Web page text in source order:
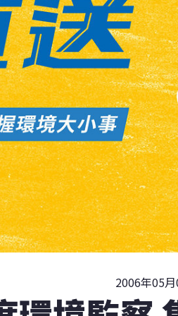
2006年05